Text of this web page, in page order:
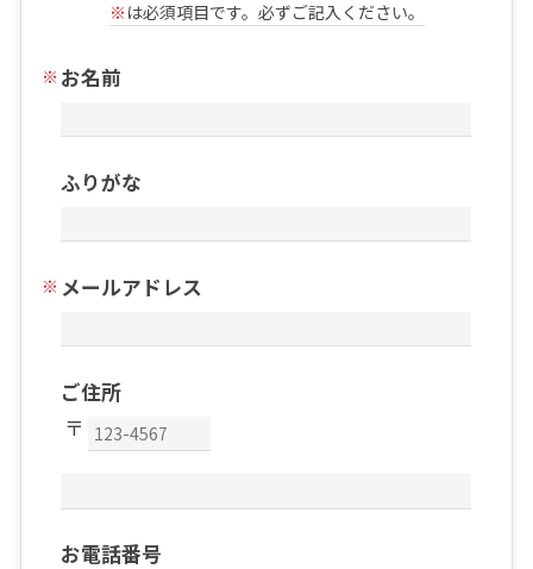
※ は必須項目です。必ずご記入ください。
お名前
ふりがな
メールアドレス
ご住所
お電話番号